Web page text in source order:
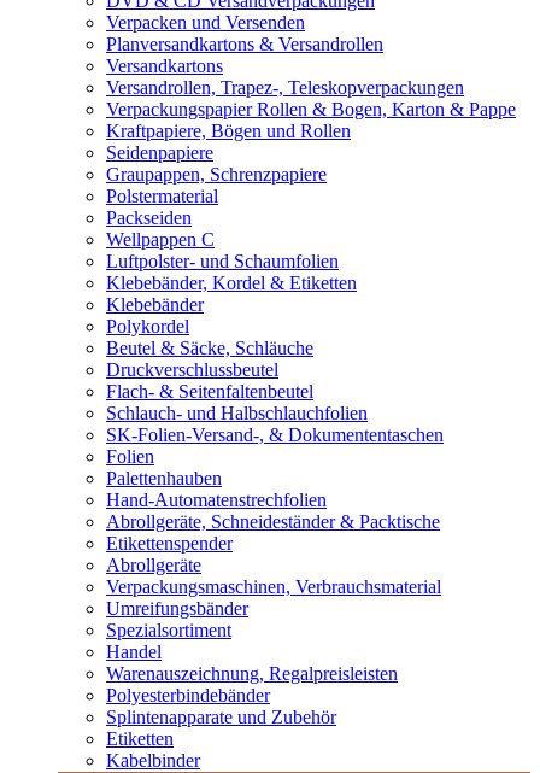
Verpacken und Versenden
Planversandkartons & Versandrollen
Versandkartons
Versandrollen, Trapez-, Teleskopverpackungen
Verpackungspapier Rollen & Bogen, Karton & Pappe
Kraftpapiere, Bögen und Rollen
Seidenpapiere
Graupappen, Schrenzpapiere
Polstermaterial
Packseiden
Wellpappen C
Luftpolster- und Schaumfolien
Klebebänder, Kordel & Etiketten
Klebebänder
Polykordel
Beutel & Säcke, Schläuche
Druckverschlussbeutel
Flach- & Seitenfaltenbeutel
Schlauch- und Halbschlauchfolien
SK-Folien-Versand-, & Dokumententaschen
Folien
Palettenhauben
Hand-Automatenstrechfolien
Abrollgeräte, Schneideständer & Packtische
Etikettenspender
Abrollgeräte
Verpackungsmaschinen, Verbrauchsmaterial
Umreifungsbänder
Spezialsortiment
Handel
Warenauszeichnung, Regalpreisleisten
Polyesterbindebänder
Splintenapparate und Zubehör
Etiketten
Kabelbinder